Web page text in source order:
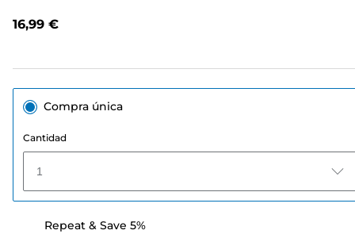
16,99 €
Compra única
Cantidad
1
Repeat & Save 5%